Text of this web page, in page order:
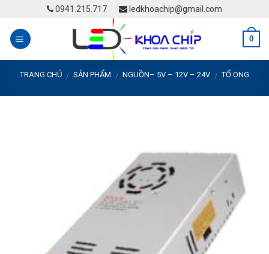
content
0941.215.717 ledkhoachip@gmail.com
0
TRANG CHỦ / SẢN PHẨM / NGUỒN– 5V – 12V – 24V / TỔ ONG